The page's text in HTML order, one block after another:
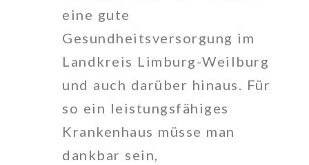
eine gute
Gesundheitsversorgung im
Landkreis Limburg-Weilburg
und auch darüber hinaus. Für
so ein leistungsfähiges
Krankenhaus müsse man
dankbar sein,